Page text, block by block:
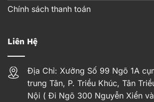
Chính sách thanh toán
Liên Hệ
Địa Chỉ: Xưởng Số 99 Ngõ 1A
trung Tân, P. Triều Khúc, Tân
Nội ( Đi Ngõ 300 Nguyễn Xiển